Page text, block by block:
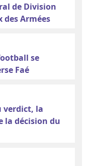
de Division
des Armées
se
Faé
verdict, la
la décision du